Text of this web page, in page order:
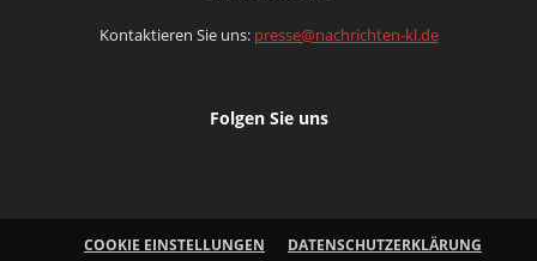
Kontaktieren Sie uns: presse@nachrichten-kl.de
Folgen Sie uns
COOKIE EINSTELLUNGEN
DATENSCHUTZERKLÄRUNG